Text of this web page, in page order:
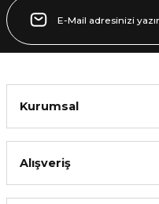
Kurumsal
Alışveriş